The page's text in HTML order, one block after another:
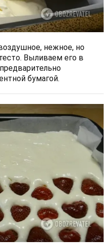
нежное, но
Выливаем его в
бумагой.